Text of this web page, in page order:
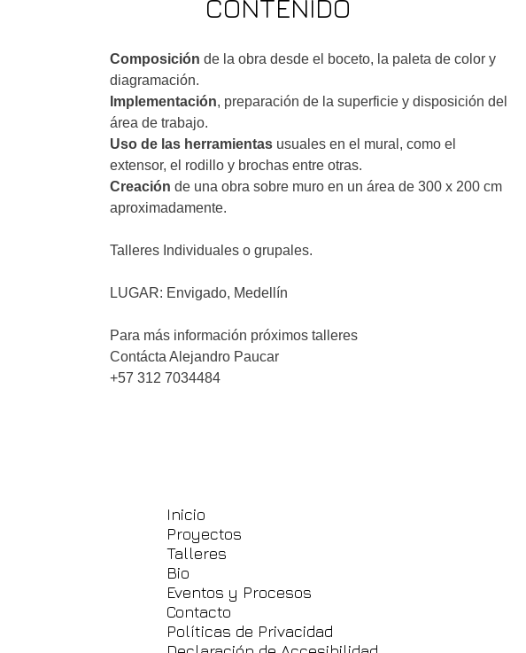
CONTENIDO
Composición de la obra desde el boceto, la paleta de color y
diagramación.
Implementación, preparación de la superficie y disposición del
área de trabajo.
Uso de las herramientasusuales en el mural, como el
extensor, el rodillo y brochas entre otras.
Creación de una obra sobre muro en un área de 300 x 200 cm
aproximadamente.
Talleres Individuales o grupales.
LUGAR: Envigado, Medellín
Para más información próximos talleres
Contácta Alejandro Paucar
+57 312 7034484
Inicio
Proyectos
Talleres
Bio
Eventos y Procesos
Contacto
Políticas de Privacidad